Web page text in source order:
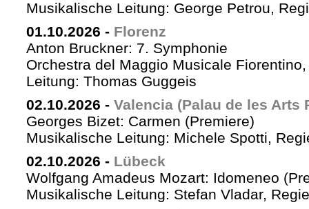
Musikalische Leitung: George Petrou,
01.10.2026 - Florenz
Anton Bruckner: 7. Symphonie
Orchestra del Maggio Musicale
Leitung: Thomas Guggeis
02.10.2026 - Valencia (Palau de les Arts
Georges Bizet: Carmen (Premiere)
Musikalische Leitung: Michele Spotti,
02.10.2026 - Lübeck
Wolfgang Amadeus Mozart: Idomeneo
Musikalische Leitung: Stefan Vladar,